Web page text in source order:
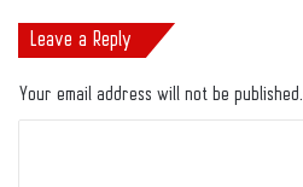
Leave a Reply
Your email address will not be published.